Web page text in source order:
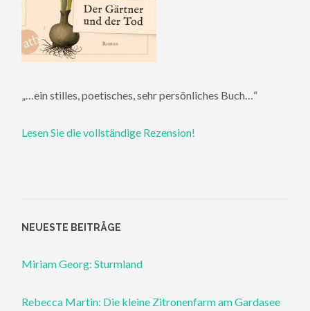
„…ein stilles, poetisches, sehr persönliches Buch…“
Lesen Sie die vollständige Rezension!
NEUESTE BEITRÄGE
Miriam Georg: Sturmland
Rebecca Martin: Die kleine Zitronenfarm am Gardasee